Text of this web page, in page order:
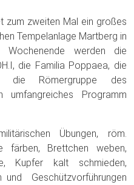
zum zweiten Mal ein großes
Tempelanlage Martberg in
werden die
die Familia Poppaea, die
die Römergruppe des
umfangreiches Programm
Übungen, röm.
färben, Brettchen weben,
Kupfer kalt schmieden,
und Geschützvorführungen